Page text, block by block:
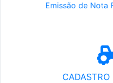
Emissão de Nota
CADASTRO